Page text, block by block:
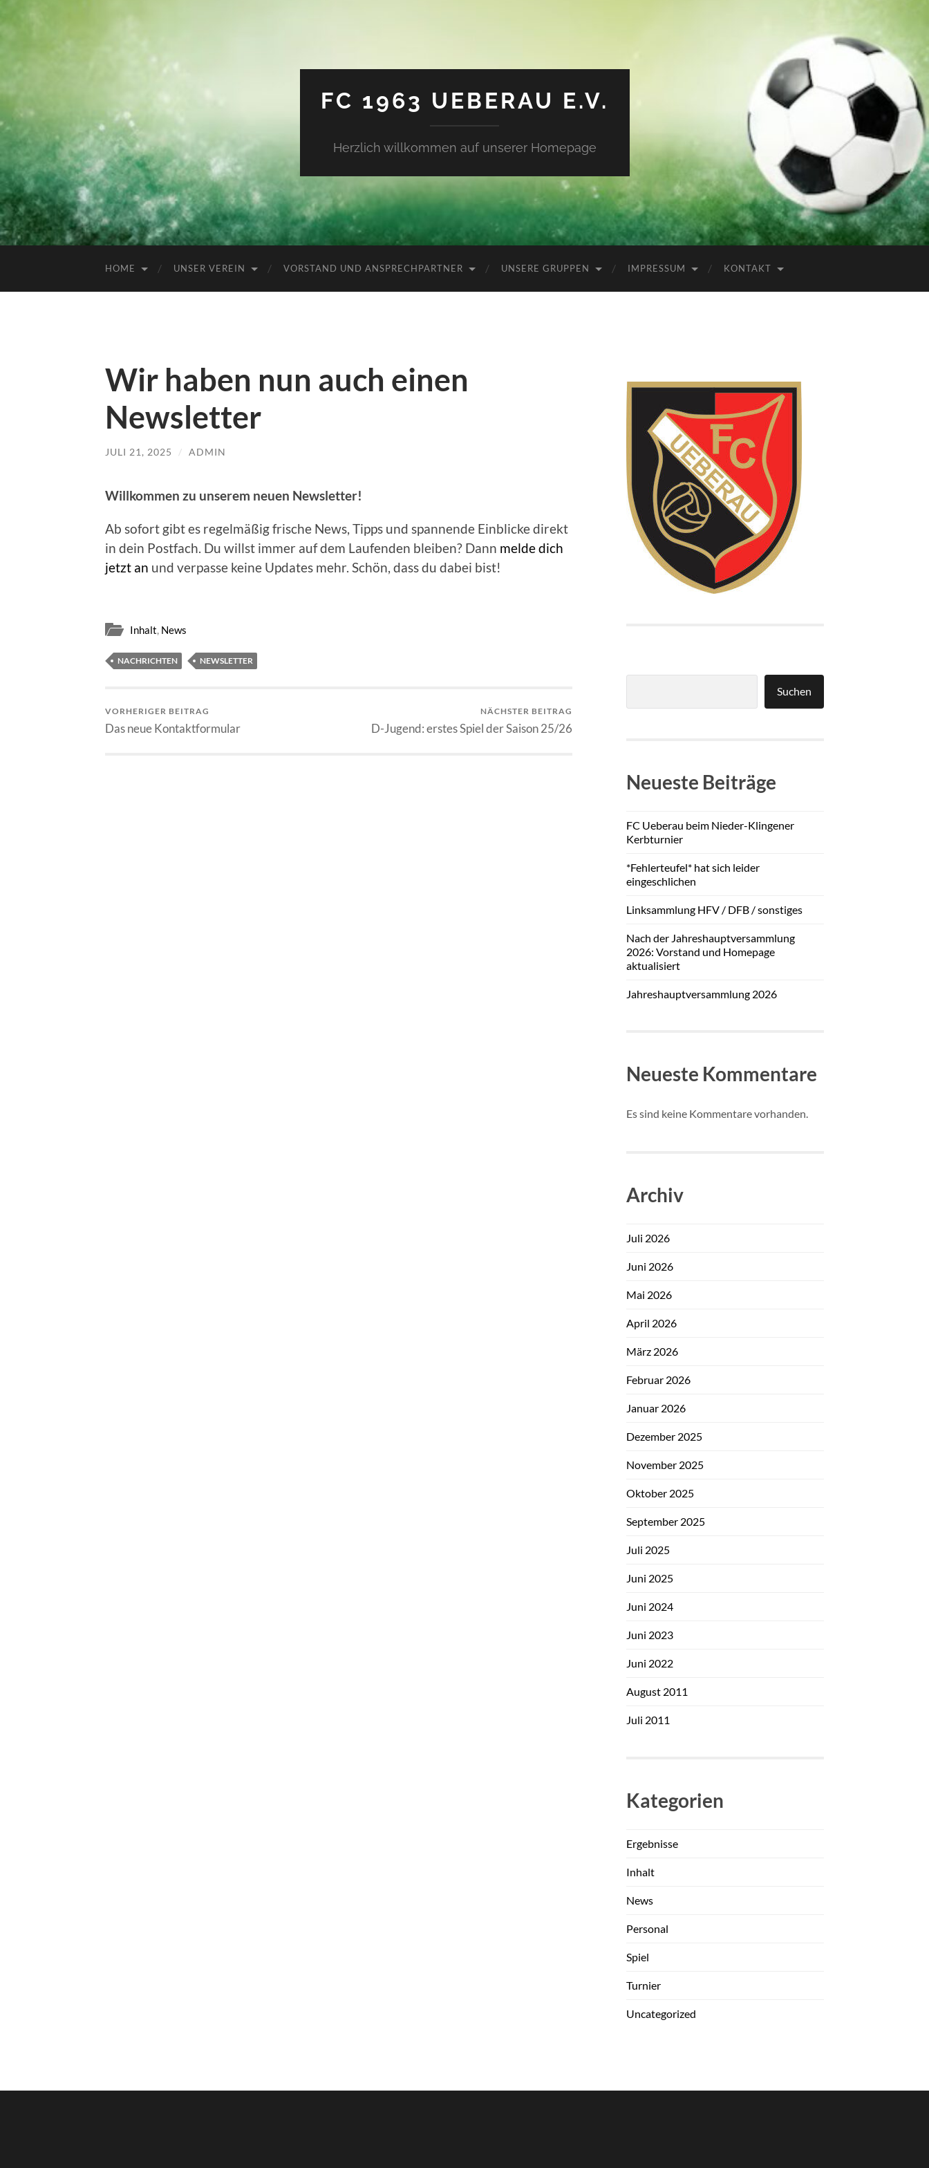
FC 1963 UEBERAU E.V.
Herzlich willkommen auf unserer Homepage
HOME UNSER VEREIN VORSTAND UND ANSPRECHPARTNER UNSERE GRUPPEN IMPRESSUM KONTAKT
Wir haben nun auch einen
Newsletter
JULI 21, 2025 / ADMIN
Willkommen zu unserem neuen Newsletter!
Ab sofort gibt es regelmäßig frische News, Tipps und spannende Einblicke direkt
in dein Postfach. Du willst immer auf dem Laufenden bleiben? Dann melde dich
jetzt an und verpasse keine Updates mehr. Schön, dass du dabei bist!
Inhalt, News
NACHRICHTEN NEWSLETTER
VORHERIGER BEITRAG
Das neue Kontaktformular
NÄCHSTER BEITRAG
D-Jugend: erstes Spiel der Saison 25/26
Suchen
Neueste Beiträge
FC Ueberau beim Nieder-Klingener
Kerbturnier
*Fehlerteufel* hat sich leider
eingeschlichen
Linksammlung HFV / DFB / sonstiges
Nach der Jahreshauptversammlung
2026: Vorstand und Homepage
aktualisiert
Jahreshauptversammlung 2026
Neueste Kommentare
Es sind keine Kommentare vorhanden.
Archiv
Juli 2026
Juni 2026
Mai 2026
April 2026
März 2026
Februar 2026
Januar 2026
Dezember 2025
November 2025
Oktober 2025
September 2025
Juli 2025
Juni 2025
Juni 2024
Juni 2023
Juni 2022
August 2011
Juli 2011
Kategorien
Ergebnisse
Inhalt
News
Personal
Spiel
Turnier
Uncategorized